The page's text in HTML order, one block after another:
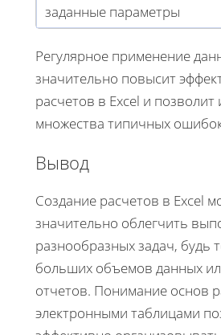
заданные параметры
Регулярное применение
значительно повысит
расчетов в Excel и позволит
множества типичных
Вывод
Создание расчетов в Excel
значительно облегчить
разнообразных задач, будь
больших объемов данных
отчетов. Понимание основ
электронными таблицами